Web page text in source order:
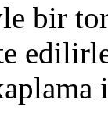
bir